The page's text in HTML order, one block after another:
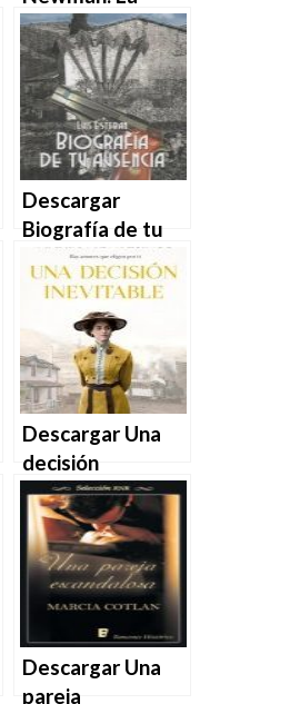
biografia –
Shawn Levy en
EPUB | PDF |
MOBI
Descargar
Biografía de tu
ausencia de Luis
Esteban en EPUB
| PDF | MOBI
Descargar Una
decisión
inevitable de
María
Montesinos en
EPUB | PDF |
MOBI
Descargar Una
pareja